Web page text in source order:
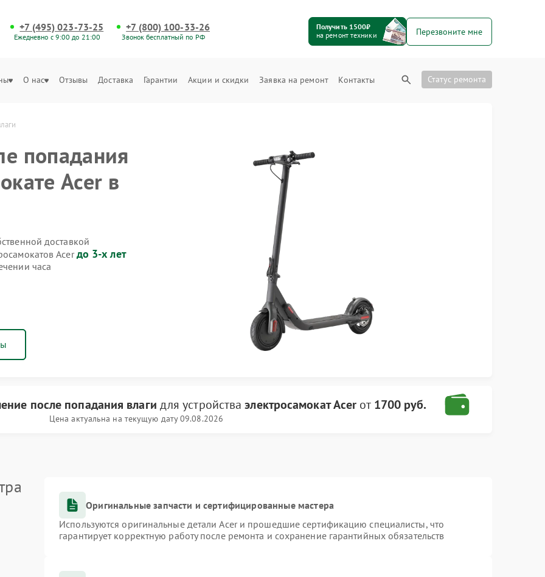
+7 (495) 023-73-25
Ежедневно с 9:00 до 21:00
+7 (800) 100-33-26
Звонок бесплатный по РФ
Получить 1500₽
на ремонт техники
Перезвоните мне
О нас Отзывы Доставка Гарантии Акции и скидки Заявка на ремонт Контакты Статус ремонта
попадания
Acer в
доставкой
Acerдо 3-х лет
часа
после попадания влаги для устройстваэлектросамокат Acer от 1700 руб.
Цена актуальна на текущую дату 09.08.2026
Оригинальные запчасти и сертифицированные мастера
Используются оригинальные детали Acer и прошедшие сертификацию специалисты, что
гарантирует корректную работу после ремонта и сохранение гарантийных обязательств